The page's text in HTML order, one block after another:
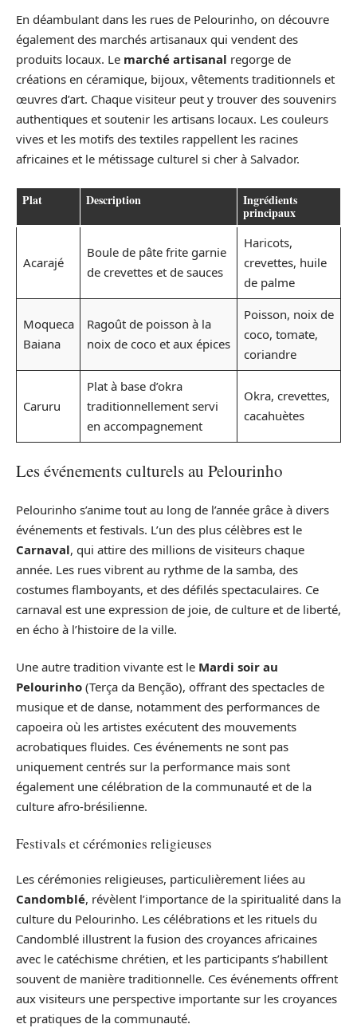
En déambulant dans les rues de Pelourinho, on découvre
également des marchés artisanaux qui vendent des
produits locaux. Le marché artisanal regorge de
créations en céramique, bijoux, vêtements traditionnels et
œuvres d’art. Chaque visiteur peut y trouver des souvenirs
authentiques et soutenir les artisans locaux. Les couleurs
vives et les motifs des textiles rappellent les racines
africaines et le métissage culturel si cher à Salvador.
Plat Description Ingrédients
principaux
Acarajé
Boule de pâte frite garnie
de crevettes et de sauces
Haricots,
crevettes, huile
de palme
Moqueca
Baiana
Ragoût de poisson à la
noix de coco et aux épices
Poisson, noix de
coco, tomate,
coriandre
Caruru
Plat à base d’okra
traditionnellement servi
en accompagnement
Okra, crevettes,
cacahuètes
Les événements culturels au Pelourinho
Pelourinho s’anime tout au long de l’année grâce à divers
événements et festivals. L’un des plus célèbres est le
Carnaval, qui attire des millions de visiteurs chaque
année. Les rues vibrent au rythme de la samba, des
costumes flamboyants, et des défilés spectaculaires. Ce
carnaval est une expression de joie, de culture et de liberté,
en écho à l’histoire de la ville.
Une autre tradition vivante est le Mardi soir au
Pelourinho (Terça da Benção), offrant des spectacles de
musique et de danse, notamment des performances de
capoeira où les artistes exécutent des mouvements
acrobatiques fluides. Ces événements ne sont pas
uniquement centrés sur la performance mais sont
également une célébration de la communauté et de la
culture afro-brésilienne.
Festivals et cérémonies religieuses
Les cérémonies religieuses, particulièrement liées au
Candomblé, révèlent l’importance de la spiritualité dans la
culture du Pelourinho. Les célébrations et les rituels du
Candomblé illustrent la fusion des croyances africaines
avec le catéchisme chrétien, et les participants s’habillent
souvent de manière traditionnelle. Ces événements offrent
aux visiteurs une perspective importante sur les croyances
et pratiques de la communauté.